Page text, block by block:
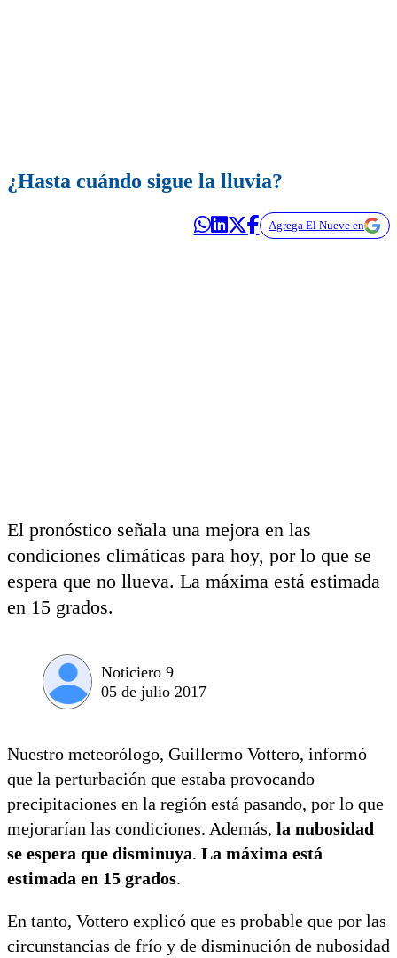
¿Hasta cuándo sigue la lluvia?
Agrega El Nueve en
El pronóstico señala una mejora en las
condiciones climáticas para hoy, por lo que se
espera que no llueva. La máxima está estimada
en 15 grados.
Noticiero 9
05 de julio 2017
Nuestro meteorólogo, Guillermo Vottero, informó
que la perturbación que estaba provocando
precipitaciones en la región está pasando, por lo que
mejorarían las condiciones. Además, la nubosidad
se espera que disminuya. La máxima está
estimada en 15 grados.
En tanto, Vottero explicó que es probable que por las
circunstancias de frío y de disminución de nubosidad